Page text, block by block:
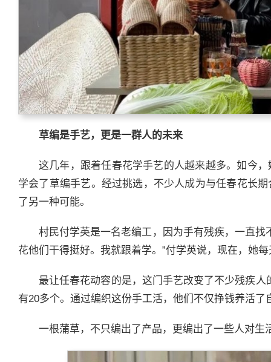
草编是手艺，更是一群人的未来
这几年，跟着任春花学手艺的人越来越多。如今
学会了草编手艺。经过挑选，不少人成为与任春花长
了另一种可能。
村民付学英是一名老编工，因为手有残疾，一直找
花他们干得挺好。我就跟着学。”付学英说，现在，她
最让任春花动容的是，这门手艺改变了不少残疾
有20多个。通过编织这份手工活，他们不仅挣钱养活了
一根蒲草，不只编出了产品，更编出了一些人对生